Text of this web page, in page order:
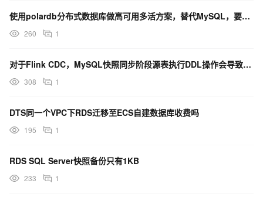
使用polardb分布式数据库做高可用多活方案，替代MySQL，要收费吗？
260 1
对于Flink CDC，MySQL快照同步阶段源表执行DDL操作会导致同步报错，这个问题怎么解决？
308 1
DTS同一个VPC下RDS迁移至ECS自建数据库收费吗
195 1
RDS SQL Server快照备份只有1KB
233 1